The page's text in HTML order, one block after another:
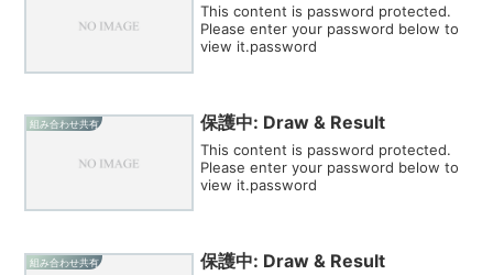
This content is password protected.
Please enter your password below to
view it.password
組み合わせ共有 保護中: Draw & Result
This content is password protected.
Please enter your password below to
view it.password
組み合わせ共有 保護中: Draw & Result